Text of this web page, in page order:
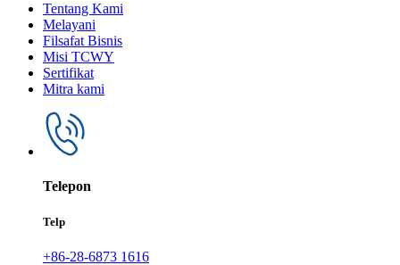
Tentang Kami
Melayani
Filsafat Bisnis
Misi TCWY
Sertifikat
Mitra kami
Telepon
Telp
+86-28-6873 1616